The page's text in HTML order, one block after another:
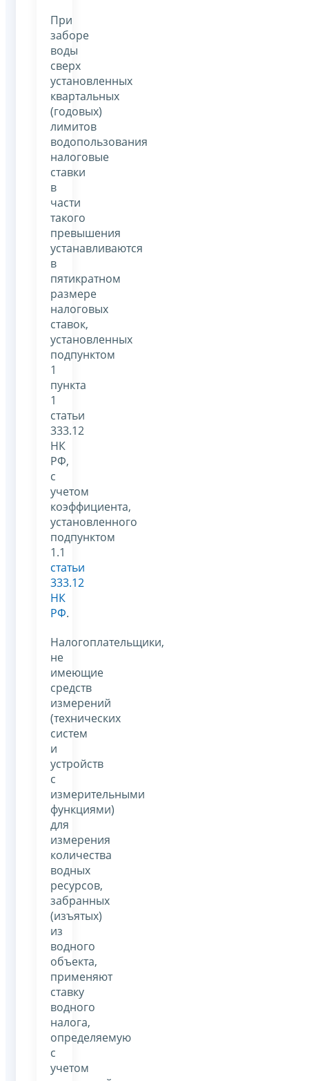
При
заборе
воды
сверх
установленных
квартальных
(годовых)
лимитов
водопользования
налоговые
ставки
в
части
такого
превышения
устанавливаются
в
пятикратном
размере
налоговых
ставок,
установленных
подпунктом
1
пункта
1
статьи
333.12
НК
РФ,
с
учетом
коэффициента,
установленного
подпунктом
1.1
статьи
333.12
НК
РФ.
Налогоплательщики,
не
имеющие
средств
измерений
(технических
систем
и
устройств
с
измерительными
функциями)
для
измерения
количества
водных
ресурсов,
забранных
(изъятых)
из
водного
объекта,
применяют
ставку
водного
налога,
определяемую
с
учетом